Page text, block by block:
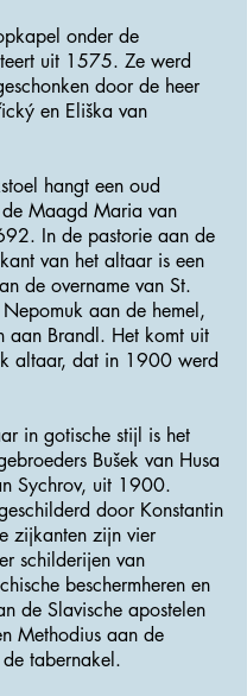
onder de
uit 1575. Ze werd
door de heer
en Eliška van
hangt een oud
Maagd Maria van
In de pastorie aan de
van het altaar is een
de overname van St.
Nepomuk aan de hemel,
aan Brandl. Het komt uit
altaar, dat in 1900 werd
in gotische stijl is het
Bušek van Husa
Sychrov, uit 1900.
door Konstantin
zijkanten zijn vier
schilderijen van
beschermheren en
de Slavische apostelen
Methodius aan de
tabernakel.